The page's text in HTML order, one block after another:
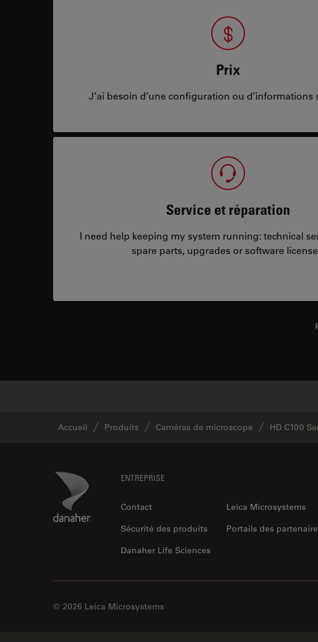
Prix
J’ai besoin d’une configuration ou d’informations
Service et réparation
I need help keeping my system running: technical
spare parts, upgrades or software
Accueil Produits Caméras de microscope HD C100
Danaher Logo ENTREPRISE
Contact
Leica Microsystems
Sécurité des produits
Portails des
Danaher Life Sciences
© 2026 Leica Microsystems